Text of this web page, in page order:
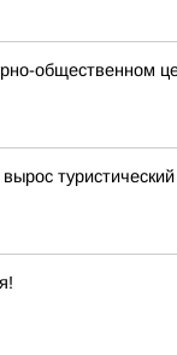
общественном